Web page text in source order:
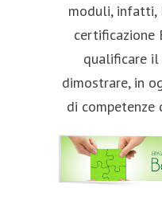
moduli, infatti,
certificazione
qualificare il
dimostrare, in
di competenze